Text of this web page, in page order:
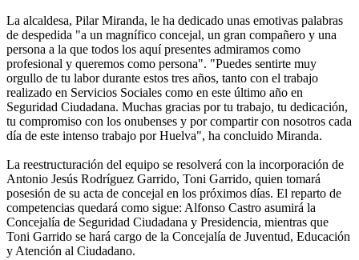
La alcaldesa, Pilar Miranda, le ha dedicado unas emotivas palabras
de despedida "a un magnífico concejal, un gran compañero y una
persona a la que todos los aquí presentes admiramos como
profesional y queremos como persona". "Puedes sentirte muy
orgullo de tu labor durante estos tres años, tanto con el trabajo
realizado en Servicios Sociales como en este último año en
Seguridad Ciudadana. Muchas gracias por tu trabajo, tu dedicación,
tu compromiso con los onubenses y por compartir con nosotros cada
día de este intenso trabajo por Huelva", ha concluido Miranda.
La reestructuración del equipo se resolverá con la incorporación de
Antonio Jesús Rodríguez Garrido, Toni Garrido, quien tomará
posesión de su acta de concejal en los próximos días. El reparto de
competencias quedará como sigue: Alfonso Castro asumirá la
Concejalía de Seguridad Ciudadana y Presidencia, mientras que
Toni Garrido se hará cargo de la Concejalía de Juventud, Educación
y Atención al Ciudadano.